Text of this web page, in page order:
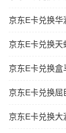
京东E卡兑换华
京东E卡兑换天
京东E卡兑换盒
京东E卡兑换屈
京东E卡兑换大